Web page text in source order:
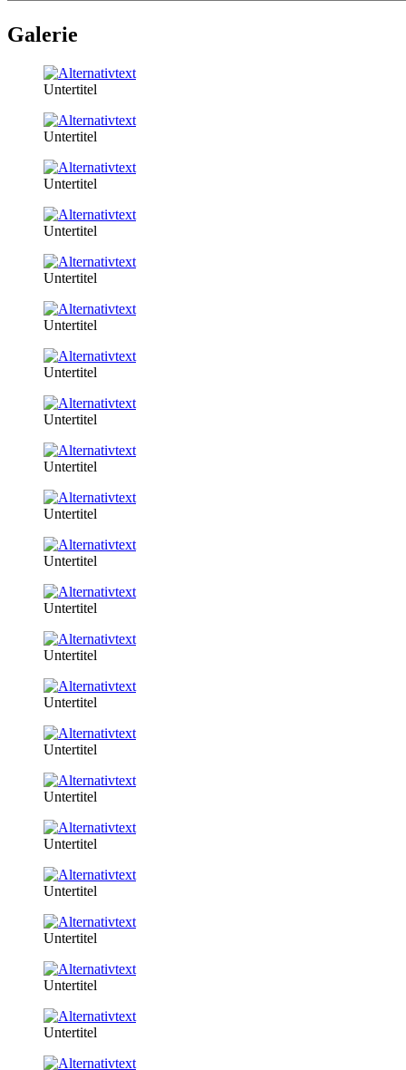
Galerie
Untertitel
Untertitel
Untertitel
Untertitel
Untertitel
Untertitel
Untertitel
Untertitel
Untertitel
Untertitel
Untertitel
Untertitel
Untertitel
Untertitel
Untertitel
Untertitel
Untertitel
Untertitel
Untertitel
Untertitel
Untertitel